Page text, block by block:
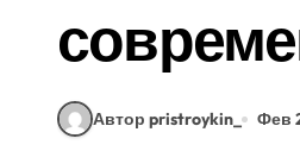
Автор pristroykin_ Фев